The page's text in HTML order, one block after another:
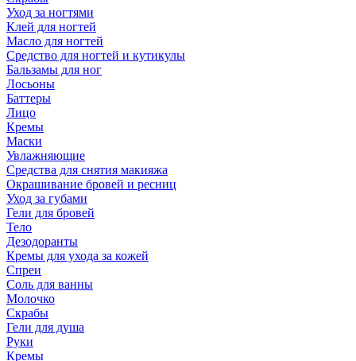
Уход за ногтями
Клей для ногтей
Масло для ногтей
Средство для ногтей и кутикулы
Бальзамы для ног
Лосьоны
Баттеры
Лицо
Кремы
Маски
Увлажняющие
Средства для снятия макияжа
Окрашивание бровей и ресниц
Уход за губами
Гели для бровей
Тело
Дезодоранты
Кремы для ухода за кожей
Спреи
Соль для ванны
Молочко
Скрабы
Гели для душа
Руки
Кремы